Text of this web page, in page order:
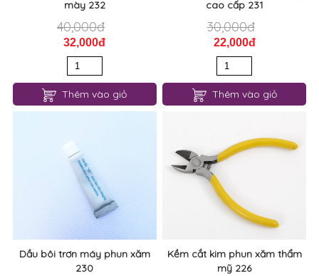
mày 232
40,000đ
32,000đ
Thêm vào giỏ
cao cấp 231
30,000đ
22,000đ
Thêm vào giỏ
Dầu bôi trơn máy phun xăm
230
Kềm cắt kim phun xăm thẩm
mỹ 226